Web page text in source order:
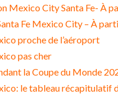
Mexico City Santa Fe- À
Fe Mexico City – À
proche de l’aéroport
pas cher
la Coupe du Monde
le tableau récapitulatif